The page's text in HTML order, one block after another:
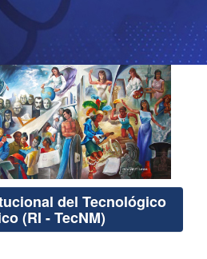
del Tecnológico
(RI - TecNM)